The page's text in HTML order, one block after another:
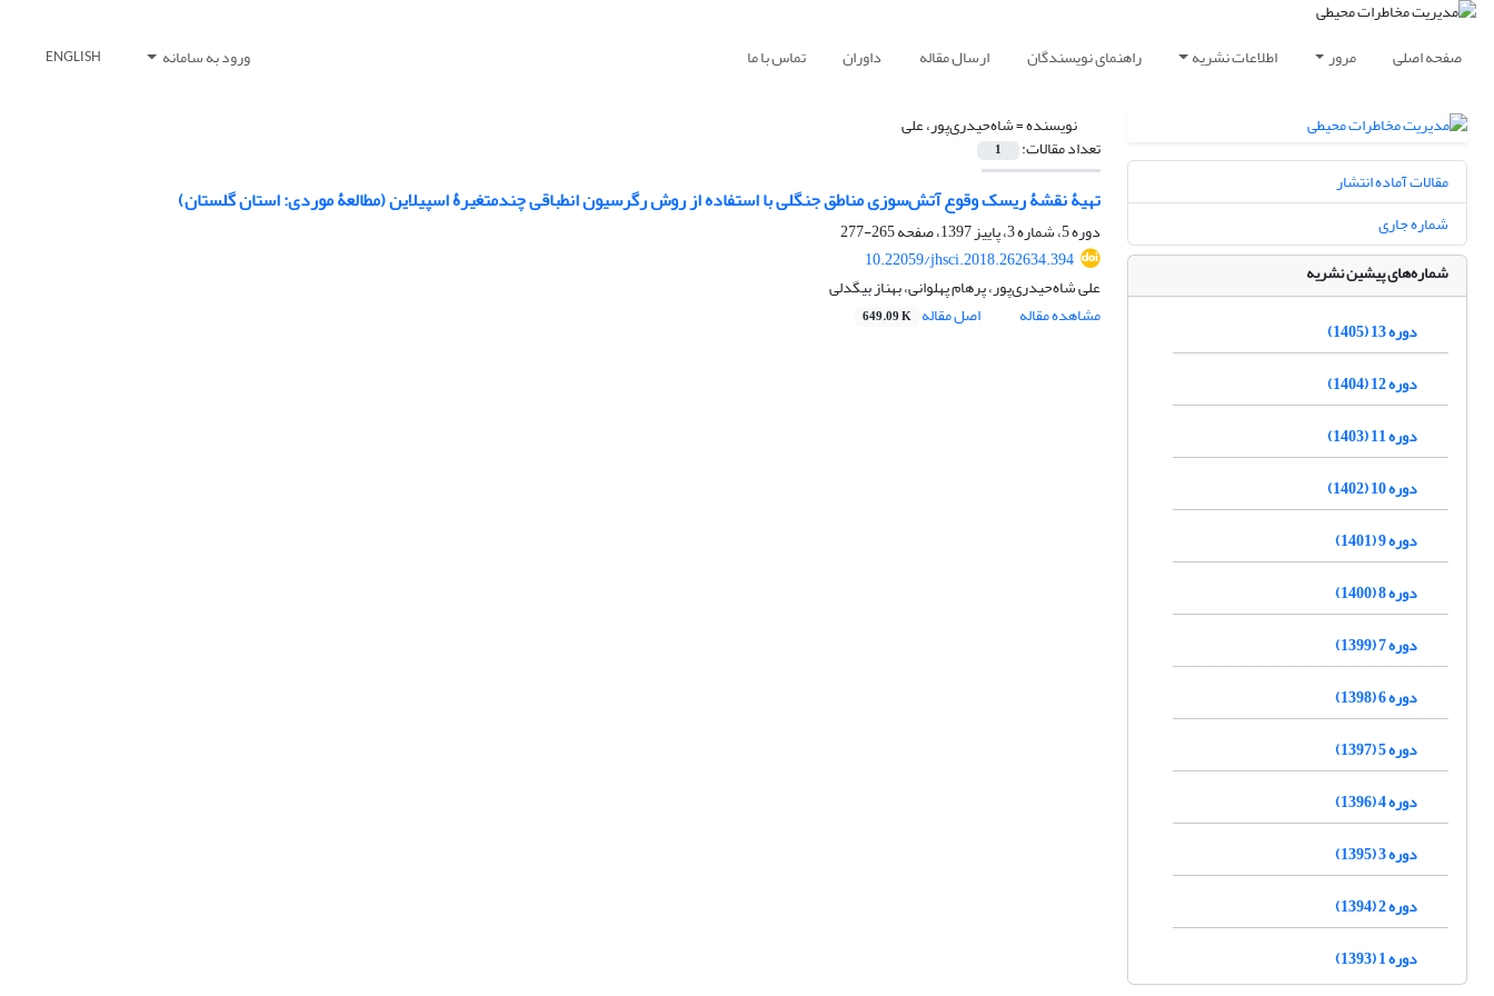
صفحه اصلی مرور اطلاعات نشریه راهنمای نویسندگان ارسال مقاله داوران تماس با ما ورود به سامانه ENGLISH
نویسنده =شاه‌حیدری‌پور، علی
تعداد مقالات: 1
تهیۀ نقشۀ ریسک وقوع آتش‌سوزی مناطق جنگلی با استفاده از روش رگرسیون انطباقی چندمتغیرۀ اسپیلاین (مطالعۀ موردی: استان گلستان)
دوره 5، شماره 3، پاییز 1397، صفحه
265-277
10.22059/jhsci.2018.262634.394
علی شاه‌حیدری‌پور، پرهام پهلوانی، بهناز بیگدلی
مشاهده مقاله
اصل مقاله 649.09 K
مقالات آماده انتشار
شماره جاری
شماره‌های پیشین نشریه
دوره 13 (1405)
دوره 12 (1404)
دوره 11 (1403)
دوره 10 (1402)
دوره 9 (1401)
دوره 8 (1400)
دوره 7 (1399)
دوره 6 (1398)
دوره 5 (1397)
دوره 4 (1396)
دوره 3 (1395)
دوره 2 (1394)
دوره 1 (1393)